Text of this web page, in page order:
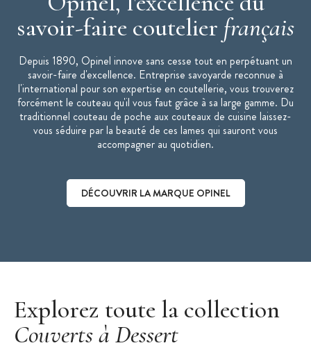
savoir-faire coutelier français
Depuis 1890, Opinel innove sans cesse tout en perpétuant un
savoir-faire d'excellence. Entreprise savoyarde reconnue à
l'international pour son expertise en coutellerie, vous trouverez
forcément le couteau qu'il vous faut grâce à sa large gamme. Du
traditionnel couteau de poche aux couteaux de cuisine laissez-
vous séduire par la beauté de ces lames qui sauront vous
accompagner au quotidien.
DÉCOUVRIR LA MARQUE OPINEL
Explorez toute la collection
Couverts à Dessert